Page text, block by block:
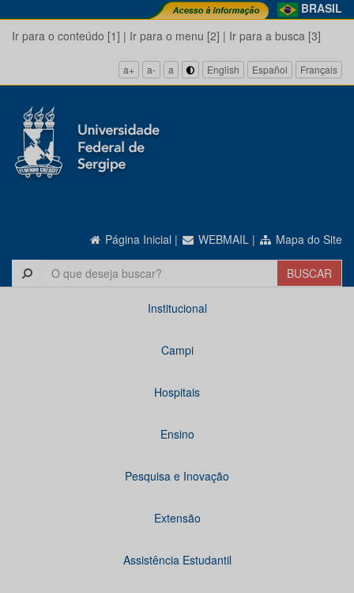
BRASIL
Ir para o conteúdo [1] | Ir para o menu [2] | Ir para a busca [3]
a+ a- a English Español Français
Página Inicial | WEBMAIL | Mapa do Site
Institucional
Campi
Hospitais
Ensino
Pesquisa e Inovação
Extensão
Assistência Estudantil